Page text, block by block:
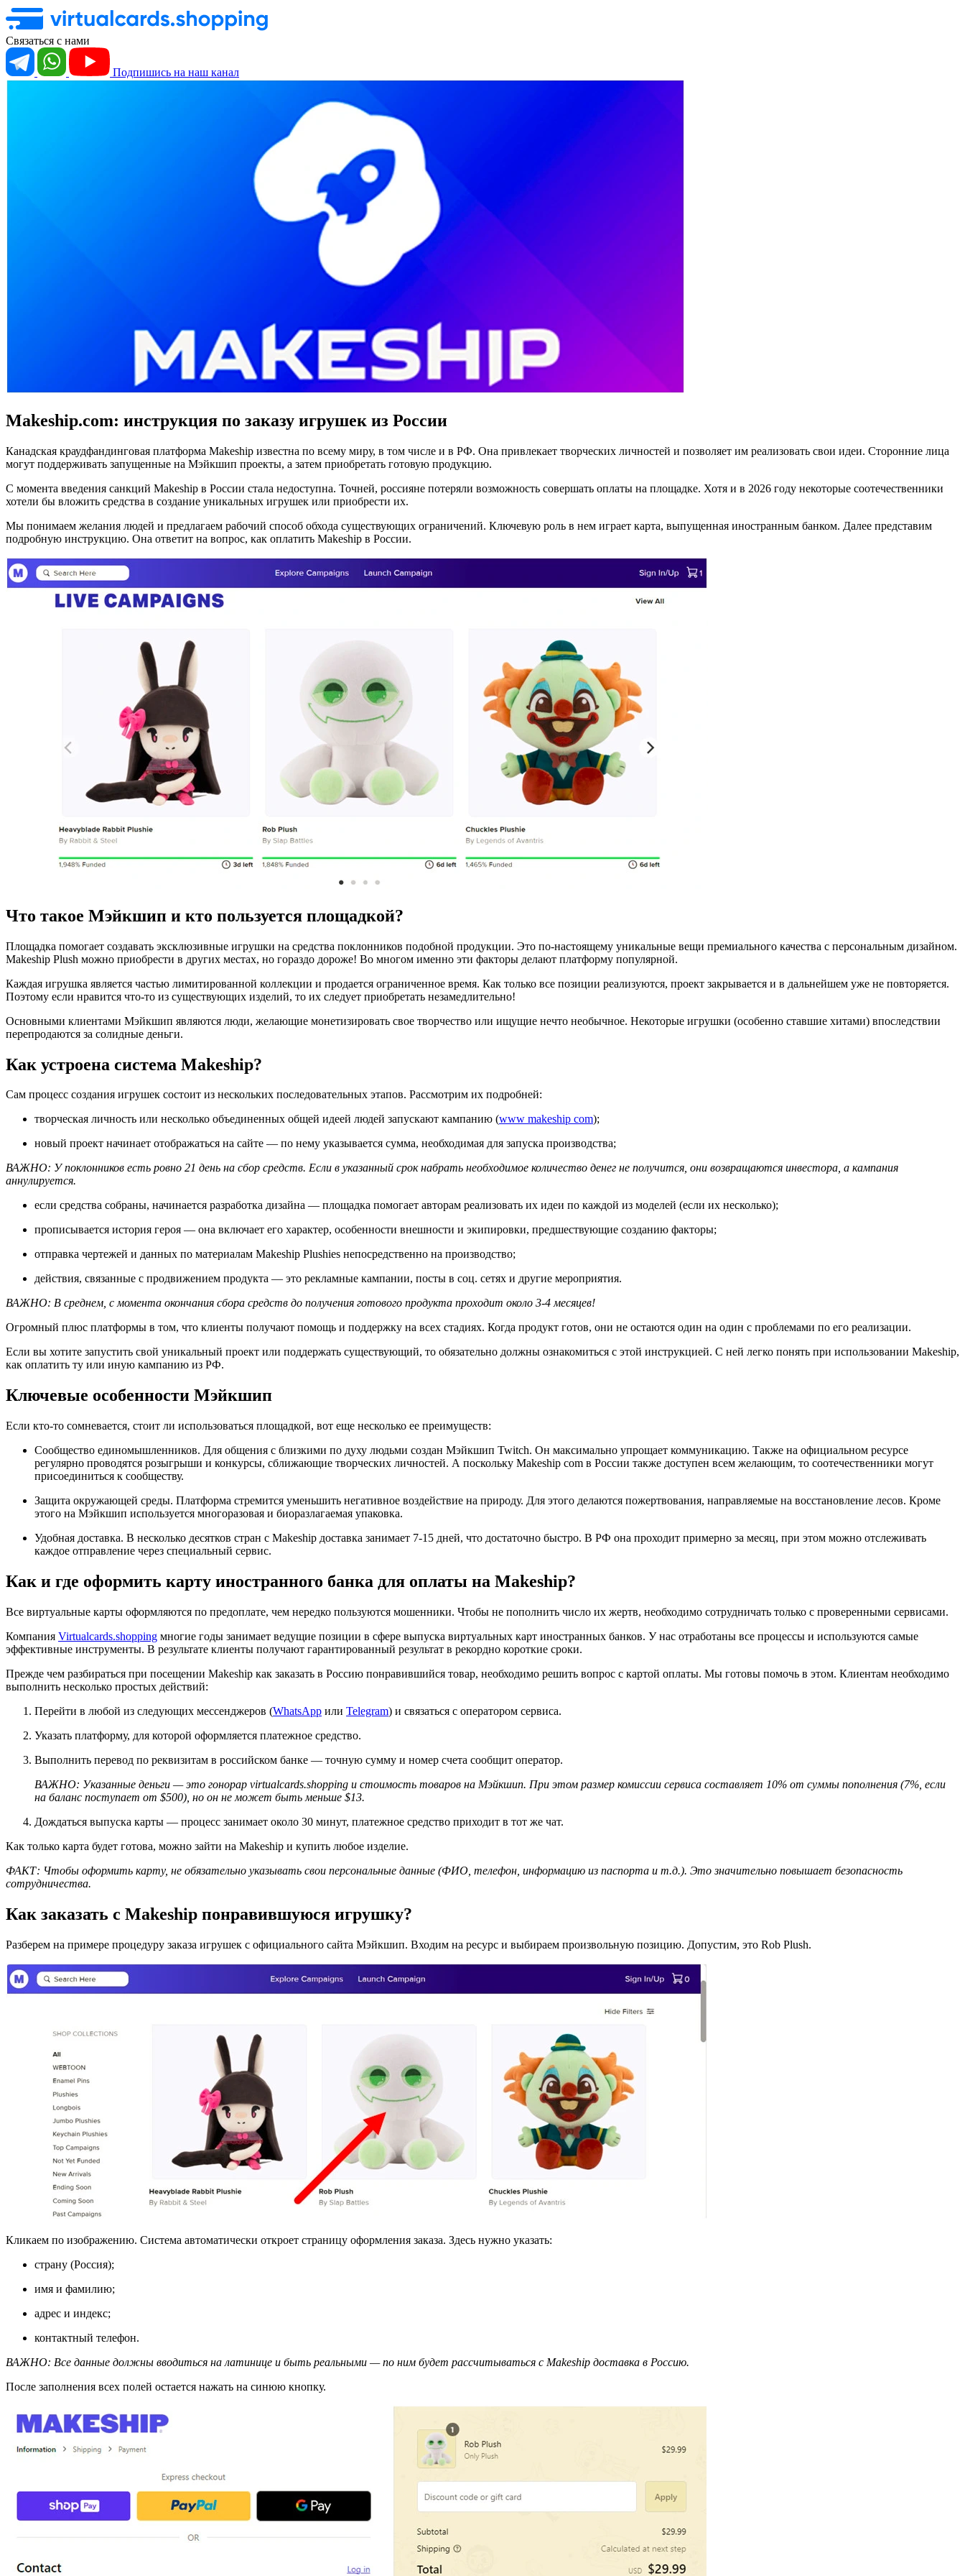
Связаться с нами
Подпишись на наш канал
Makeship.com: инструкция по заказу игрушек из России
Канадская краудфандинговая платформа Makeship известна по всему миру, в том числе и в РФ. Она привлекает творческих личностей и позволяет им реализовать свои идеи. Сторонние лица
могут поддерживать запущенные на Мэйкшип проекты, а затем приобретать готовую продукцию.
С момента введения санкций Makeship в России стала недоступна. Точней, россияне потеряли возможность совершать оплаты на площадке. Хотя и в 2026 году некоторые соотечественники
хотели бы вложить средства в создание уникальных игрушек или приобрести их.
Мы понимаем желания людей и предлагаем рабочий способ обхода существующих ограничений. Ключевую роль в нем играет карта, выпущенная иностранным банком. Далее представим
подробную инструкцию. Она ответит на вопрос, как оплатить Makeship в России.
Что такое Мэйкшип и кто пользуется площадкой?
Площадка помогает создавать эксклюзивные игрушки на средства поклонников подобной продукции. Это по-настоящему уникальные вещи премиального качества с персональным дизайном.
Makeship Plush можно приобрести в других местах, но гораздо дороже! Во многом именно эти факторы делают платформу популярной.
Каждая игрушка является частью лимитированной коллекции и продается ограниченное время. Как только все позиции реализуются, проект закрывается и в дальнейшем уже не повторяется.
Поэтому если нравится что-то из существующих изделий, то их следует приобретать незамедлительно!
Основными клиентами Мэйкшип являются люди, желающие монетизировать свое творчество или ищущие нечто необычное. Некоторые игрушки (особенно ставшие хитами) впоследствии
перепродаются за солидные деньги.
Как устроена система Makeship?
Сам процесс создания игрушек состоит из нескольких последовательных этапов. Рассмотрим их подробней:
творческая личность или несколько объединенных общей идеей людей запускают кампанию (www makeship com);
новый проект начинает отображаться на сайте — по нему указывается сумма, необходимая для запуска производства;
ВАЖНО: У поклонников есть ровно 21 день на сбор средств. Если в указанный срок набрать необходимое количество денег не получится, они возвращаются инвестора, а кампания
аннулируется.
если средства собраны, начинается разработка дизайна — площадка помогает авторам реализовать их идеи по каждой из моделей (если их несколько);
прописывается история героя — она включает его характер, особенности внешности и экипировки, предшествующие созданию факторы;
отправка чертежей и данных по материалам Makeship Plushies непосредственно на производство;
действия, связанные с продвижением продукта — это рекламные кампании, посты в соц. сетях и другие мероприятия.
ВАЖНО: В среднем, с момента окончания сбора средств до получения готового продукта проходит около 3-4 месяцев!
Огромный плюс платформы в том, что клиенты получают помощь и поддержку на всех стадиях. Когда продукт готов, они не остаются один на один с проблемами по его реализации.
Если вы хотите запустить свой уникальный проект или поддержать существующий, то обязательно должны ознакомиться с этой инструкцией. С ней легко понять при использовании Makeship,
как оплатить ту или иную кампанию из РФ.
Ключевые особенности Мэйкшип
Если кто-то сомневается, стоит ли использоваться площадкой, вот еще несколько ее преимуществ:
Сообщество единомышленников. Для общения с близкими по духу людьми создан Мэйкшип Twitch. Он максимально упрощает коммуникацию. Также на официальном ресурсе
регулярно проводятся розыгрыши и конкурсы, сближающие творческих личностей. А поскольку Makeship com в России также доступен всем желающим, то соотечественники могут
присоединиться к сообществу.
Защита окружающей среды. Платформа стремится уменьшить негативное воздействие на природу. Для этого делаются пожертвования, направляемые на восстановление лесов. Кроме
этого на Мэйкшип используется многоразовая и биоразлагаемая упаковка.
Удобная доставка. В несколько десятков стран с Makeship доставка занимает 7-15 дней, что достаточно быстро. В РФ она проходит примерно за месяц, при этом можно отслеживать
каждое отправление через специальный сервис.
Как и где оформить карту иностранного банка для оплаты на Makeship?
Все виртуальные карты оформляются по предоплате, чем нередко пользуются мошенники. Чтобы не пополнить число их жертв, необходимо сотрудничать только с проверенными сервисами.
Компания Virtualcards.shopping многие годы занимает ведущие позиции в сфере выпуска виртуальных карт иностранных банков. У нас отработаны все процессы и используются самые
эффективные инструменты. В результате клиенты получают гарантированный результат в рекордно короткие сроки.
Прежде чем разбираться при посещении Makeship как заказать в Россию понравившийся товар, необходимо решить вопрос с картой оплаты. Мы готовы помочь в этом. Клиентам необходимо
выполнить несколько простых действий:
Перейти в любой из следующих мессенджеров (WhatsApp или Telegram) и связаться с оператором сервиса.
Указать платформу, для которой оформляется платежное средство.
Выполнить перевод по реквизитам в российском банке — точную сумму и номер счета сообщит оператор.
ВАЖНО: Указанные деньги — это гонорар virtualcards.shopping и стоимость товаров на Мэйкшип. При этом размер комиссии сервиса составляет 10% от суммы пополнения (7%, если
на баланс поступает от $500), но он не может быть меньше $13.
Дождаться выпуска карты — процесс занимает около 30 минут, платежное средство приходит в тот же чат.
Как только карта будет готова, можно зайти на Makeship и купить любое изделие.
ФАКТ: Чтобы оформить карту, не обязательно указывать свои персональные данные (ФИО, телефон, информацию из паспорта и т.д.). Это значительно повышает безопасность
сотрудничества.
Как заказать с Makeship понравившуюся игрушку?
Разберем на примере процедуру заказа игрушек с официального сайта Мэйкшип. Входим на ресурс и выбираем произвольную позицию. Допустим, это Rob Plush.
Кликаем по изображению. Система автоматически откроет страницу оформления заказа. Здесь нужно указать:
страну (Россия);
имя и фамилию;
адрес и индекс;
контактный телефон.
ВАЖНО: Все данные должны вводиться на латинице и быть реальными — по ним будет рассчитываться с Makeship доставка в Россию.
После заполнения всех полей остается нажать на синюю кнопку.